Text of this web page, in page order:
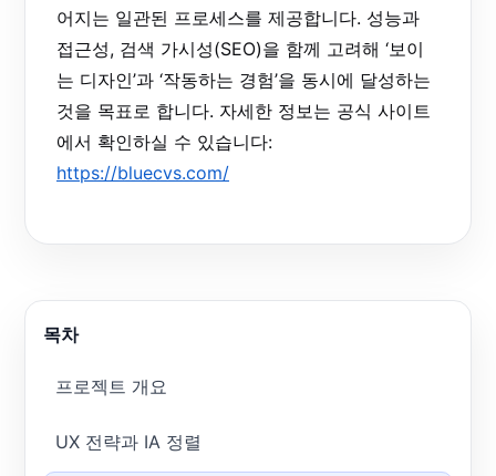
어지는 일관된 프로세스를 제공합니다. 성능과
접근성, 검색 가시성(SEO)을 함께 고려해 ‘보이
는 디자인’과 ‘작동하는 경험’을 동시에 달성하는
것을 목표로 합니다. 자세한 정보는 공식 사이트
에서 확인하실 수 있습니다:
https://bluecvs.com/
목차
프로젝트 개요
UX 전략과 IA 정렬